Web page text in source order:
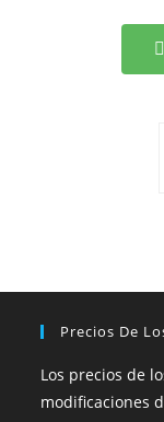
Precios De
Los precios de
modificaciones